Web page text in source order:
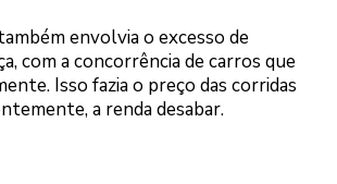
envolvia o excesso de
com a concorrência de carros que
Isso fazia o preço das corridas
a renda desabar.